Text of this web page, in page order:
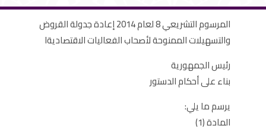
المرسوم التشريعي 8 لعام 2014 إعادة جدولة القروض
والتسهيلات الممنوحة لأصحاب الفعاليات الاقتصاديةا
رئيس الجمهورية‏
بناء على أحكام الدستور
يرسم ما يلي:
المادة (1)